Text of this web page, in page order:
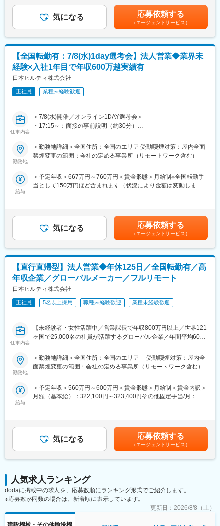
クオフミーティング等も開催しております。チームは約10名程
（マネジャー1名、メンバー7～9名）で構成されています。※直行
直帰型ですが孤独感はなく、週に数回チームで製品情報や成功事
例の共有、新人社員のサポートを実施しチームでのコミュニケー
ションは活発です。
変更の範囲：会社の定める業務
・提案商材：建設用留付工程に使用される製品（レーザー探査
機、ドリル、切削、留付製品等ワンストップで提案が可能です）
／工具管理システム等
・働き方：直行直帰型／社用車支給有
■当社の強み：
・製品開発への多額の投資：
売り上げの6％を研究開発に投資しており、毎年平均60製品の新
製品をリリースしています。また、特許出願企業のトップ100に
も入っており、製品力が高い点が強みです。
■明確な評価制度／キャリアアップ：
そのほか多様なキャリアパスを用意しております。
■充実したインセンティブ制度：
くミニマム金額となります。AM1役職の役職者の半数以上は年収
600万以上となり、上位10％は800万円以上稼ぐ営業もおります。
■企業文化：
企業文化として特にチームワークを重んじており、チームメンバ
クオフミーティング等も開催しております。チームは約10名程
（マネジャー1名、メンバー7～9名）で構成されています。※直行
直帰型ですが孤独感はなく、週に数回チームで製品情報や成功事
例の共有、新人社員のサポートを実施しチームでのコミュニケー
ションは活発です。
変更の範囲：会社の定める業務
インセンティブ支給有り(年4回)※達成率によっては、初年度から
年収600万円以上も可能です。■昇給有り■賞与年１回■入社後のイ
ンセンティブ保証制度あり■モデル年収（固定給8割）：・700万
円／4年目・800万円／営業課長／4年目賃金はあくまでも目安の
金額であり、選考を通じて上下する可能性があります。月給(月額)
は固定手当を含めた表記です。
気になる 応募依頼する
（エージェントサービス）
【全国転勤有：7/8(水)1day選考会】法人営業◆業界未
経験×入社1年目で年収600万越実績有
日本ヒルティ株式会社
正社員 業種未経験歓迎
仕事内容
＜7/8(水)開催／オンライン1DAY選考会＞
・17:15～：面接の事前説明（約30分）
※面接URLをご案内します
※後日最終面接実施の可能性もあります
世界的なシェアを誇るヒルティ製品の営業をお任せします。
■業務詳細：
・提案商材：建設用留付工程に使用される製品（レーザー探査
機、ドリル、切削、留付製品等ワンストップで提案が可能です）
／工具管理システム等
・働き方：直行直帰型／社用車支給有
■当社の強み：
・製品開発への多額の投資：
売り上げの6％を研究開発に投資しており、毎年平均60製品の新
製品をリリースしています。また、特許出願企業のトップ100に
も入っており、製品力が高い点が強みです。
■明確な評価制度／キャリアアップ：
そのほか多様なキャリアパスを用意しております。
■充実したインセンティブ制度：
くミニマム金額となります。AM1役職の役職者の半数以上は年収
600万以上となり、上位10％は800万円以上稼ぐ営業もおります。
■企業文化：
企業文化として特にチームワークを重んじており、チームメンバ
クオフミーティング等も開催しております。チームは約10名程
（マネジャー1名、メンバー7～9名）で構成されています。※直行
直帰型ですが孤独感はなく、週に数回チームで製品情報や成功事
例の共有、新人社員のサポートを実施しチームでのコミュニケー
ションは活発です。
変更の範囲：会社の定める業務
勤務地
＜勤務地詳細＞全国住所：全国のエリア 受動喫煙対策：屋内全面
禁煙変更の範囲：会社の定める事業所（リモートワーク含む）
給与
＜予定年収＞667万円～760万円＜賃金形態＞月給制※全国転勤手
当として150万円ほど含まれます（状況により金額は変動しま
インセンティブ支給有り(年4回)※達成率によっては、初年度から
年収600万円以上も可能です。■昇給有り■賞与年１回■入社後のイ
ンセンティブ保証制度あり■モデル年収（固定給8割）：・700万
円／4年目・800万円／営業課長／4年目賃金はあくまでも目安の
金額であり、選考を通じて上下する可能性があります。月給(月額)
は固定手当を含めた表記です。
気になる 応募依頼する
（エージェントサービス）
【直行直帰型】法人営業◆年休125日／全国転勤有／高
年収企業／グローバルメーカー／フルリモート
日本ヒルティ株式会社
正社員 5名以上採用 職種未経験歓迎 業種未経験歓迎
仕事内容
【未経験者・女性活躍中／営業課長で年収800万円以上／世界121
ヶ国で25,000名の社員が活躍するグローバル企業／年間平均60の
円】
◆インセン有り／年休125日／定着率92%／従業員満足度95％／
ネージャー）です。直行直帰のため、自由度の高い営業スタイル
です。
・潜在ニーズに対する解決プラン立案、製品・サービスの提案
・顧客訪問時には製品デモを実施し、実際の使用シーン等合わせ
て提案
・他部門（技術本部、カスタマーサービス、マーケティング）と
■業務の特徴：
・担当エリアの顧客は100～150社、内10～30社程にフォーカ
ス。
・既存顧客が7割程、新規顧客は反響で3割程。
・経営者、施工、購買など各階層にアプローチし、全社的に問題
解決（工具だけでなく、工具などの資産管理システム、設計図の
勤務地
＜勤務地詳細＞全国住所：全国のエリア 受動喫煙対策：屋内全
面禁煙変更の範囲：会社の定める事業所（リモートワーク含む）
給与
＜予定年収＞560万円～600万円＜賃金形態＞月給制＜賃金内訳＞
月額（基本給）：322,100円～323,400円その他固定手当/月：
入社後のインセンティブ保証制度あり■モデル年収（固定給8
割）：・560万円／2年目・700万円／4年目・800万円／営業課長
／4年目賃金はあくまでも目安の金額であり、選考を通じて上下す
る可能性があります。月給(月額)は固定手当を含めた表記です。
気になる 応募依頼する
（エージェントサービス）
人気求人ランキング
dodaに掲載中の求人を、応募数順にランキング形式でご紹介します。
※応募数が同数の場合は、新着順に表示しています。
更新日： 2026/8/8（土）
建設機械・その他輸送機